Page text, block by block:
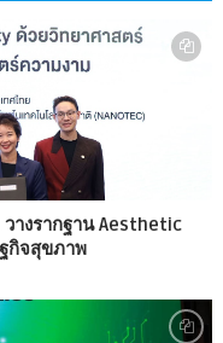
างรากฐาน Aesthetic
กิจสุขภาพ